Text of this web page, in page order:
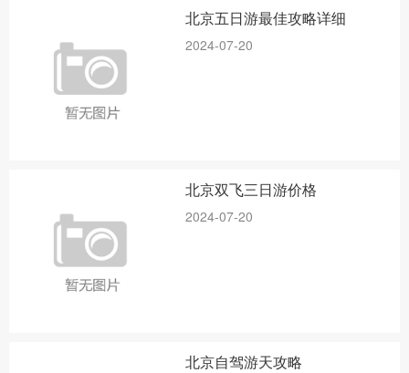
北京五日游最佳攻略详细
2024-07-20
北京双飞三日游价格
2024-07-20
北京自驾游天攻略